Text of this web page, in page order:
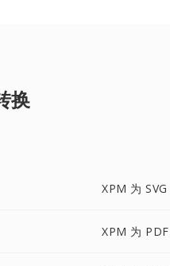
换
XPM 为 SVG
XPM 为 PDF